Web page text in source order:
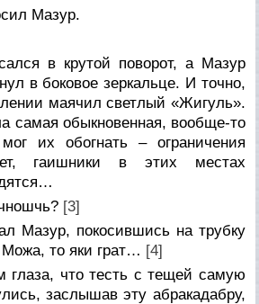
Мазур.
в крутой поворот, а Мазур
в боковое зеркальце. И точно,
маячил светлый «Жигуль».
самая обыкновенная, вообще-то
их обогнать – ограничения
гаишники в этих местах
[3]
Мазур, покосившись на трубку
то яки грат… [4]
глаза, что тесть с тещей самую
заслышав эту абракадабру,